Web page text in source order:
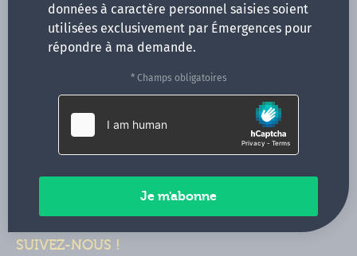
données à caractère personnel saisies soient
utilisées exclusivement par Émergences pour
répondre à ma demande.
* Champs obligatoires
Qui sommes-nous ?
CONTACT
35000 Rennes
02 99 05 25 47
Contactez-nous
Paiements sécurisés
SUIVEZ-NOUS !